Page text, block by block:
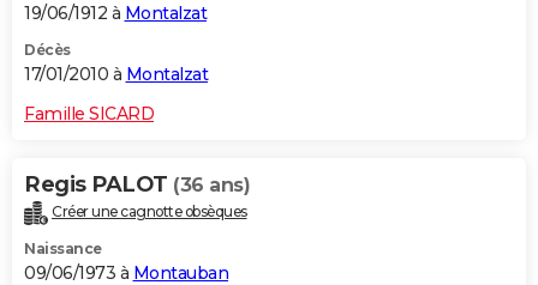
19/06/1912 à Montalzat
Décès
17/01/2010 à Montalzat
Famille SICARD
Regis PALOT (36 ans)
Créer une cagnotte obsèques
Naissance
09/06/1973 à Montauban